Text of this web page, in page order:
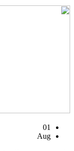
01
Aug